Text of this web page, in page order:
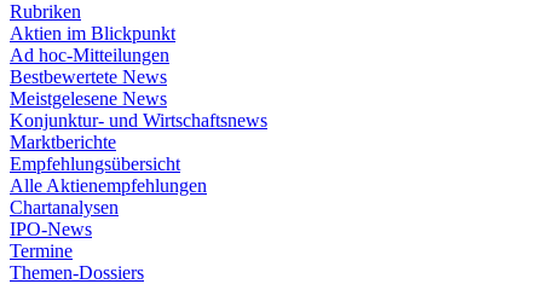
Rubriken
Aktien im Blickpunkt
Ad hoc-Mitteilungen
Bestbewertete News
Meistgelesene News
Konjunktur- und Wirtschaftsnews
Marktberichte
Empfehlungsübersicht
Alle Aktienempfehlungen
Chartanalysen
IPO-News
Termine
Themen-Dossiers